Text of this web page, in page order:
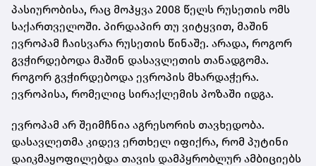
პასიურობისა, რაც მოჰყვა 2008 წელს რუსეთის ომს
საქართველოში. პირდაპირ თუ ვიტყვით, მაშინ
ევროპამ ჩაისვარა რუსეთის წინაშე. არადა, როგორ
გვჭირდებოდა მაშინ დასავლეთის თანადგომა.
როგორ გვჭირდებოდა ევროპის მხარდაჭერა.
ევროპისა, რომელიც სირაქლემის პოზაში იდგა.
ევროპამ არ შეიმჩნია აგრესორის თავხედობა.
დასავლეთმა კიდევ ერთხელ იფიქრა, რომ პუტინი
დაიკმაყოფილებდა თავის დამპყრობლურ ამბიციებს